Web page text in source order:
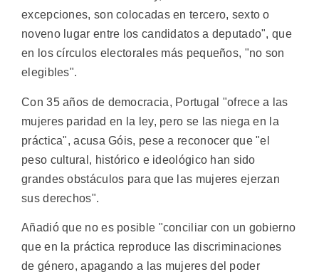
excepciones, son colocadas en tercero, sexto o
noveno lugar entre los candidatos a deputado", que
en los círculos electorales más pequeños, "no son
elegibles".
Con 35 años de democracia, Portugal "ofrece a las
mujeres paridad en la ley, pero se las niega en la
práctica", acusa Góis, pese a reconocer que "el
peso cultural, histórico e ideológico han sido
grandes obstáculos para que las mujeres ejerzan
sus derechos".
Añadió que no es posible "conciliar con un gobierno
que en la práctica reproduce las discriminaciones
de género, apagando a las mujeres del poder